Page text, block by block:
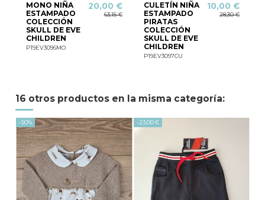
MONO NIÑA
ESTAMPADO
COLECCIÓN
SKULL DE EVE
CHILDREN
P19EV3096MO
20,00 €
63,15 €
CULETÍN NIÑA
ESTAMPADO
PIRATAS
COLECCIÓN
SKULL DE EVE
CHILDREN
P19EV3097CU
10,00 €
28,30 €
16 otros productos en la misma categoría:
-50% -23,00 €